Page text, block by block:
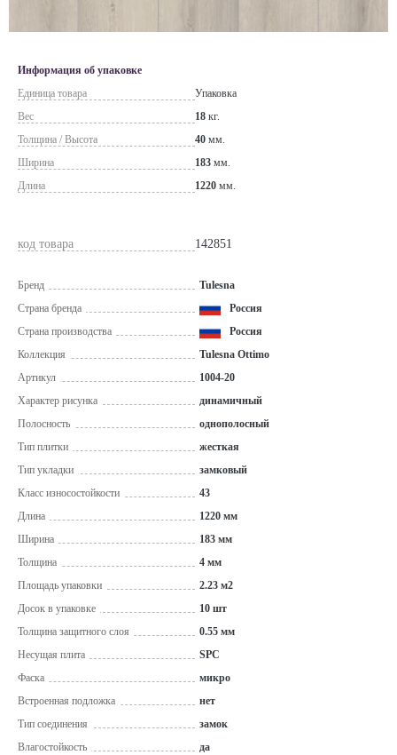
Информация об упаковке
Единица товара
Упаковка
Вес
18 кг.
Толщина / Высота
40 мм.
Ширина
183 мм.
Длина
1220 мм.
код товара 142851
Бренд
Tulesna
Страна бренда
Россия
Страна производства
Россия
Коллекция
Tulesna Ottimo
Артикул
1004-20
Характер рисунка
динамичный
Полосность
однополосный
Тип плитки
жесткая
Тип укладки
замковый
Класс износостойкости
43
Длина
1220 мм
Ширина
183 мм
Толщина
4 мм
Площадь упаковки
2.23 м2
Досок в упаковке
10 шт
Толщина защитного слоя
0.55 мм
Несущая плита
SPC
Фаска
микро
Встроенная подложка
нет
Тип соединения
замок
Влагостойкость
да